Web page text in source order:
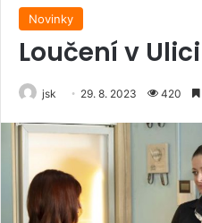
Novinky
Loučení v Ulici
jsk 29. 8. 2023 420